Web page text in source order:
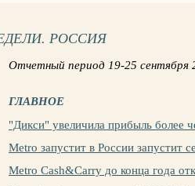
РОССИЯ
Отчетный период 19-25 сентября
ГЛАВНОЕ
"Дикси" увеличила прибыль более
Metro запустит в России запустит
Metro Cash&Carry до конца года